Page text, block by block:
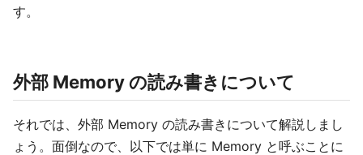
す。
外部 Memory の読み書きについて
それでは、外部 Memory の読み書きについて解説しまし
ょう。面倒なので、以下では単に Memory と呼ぶことに